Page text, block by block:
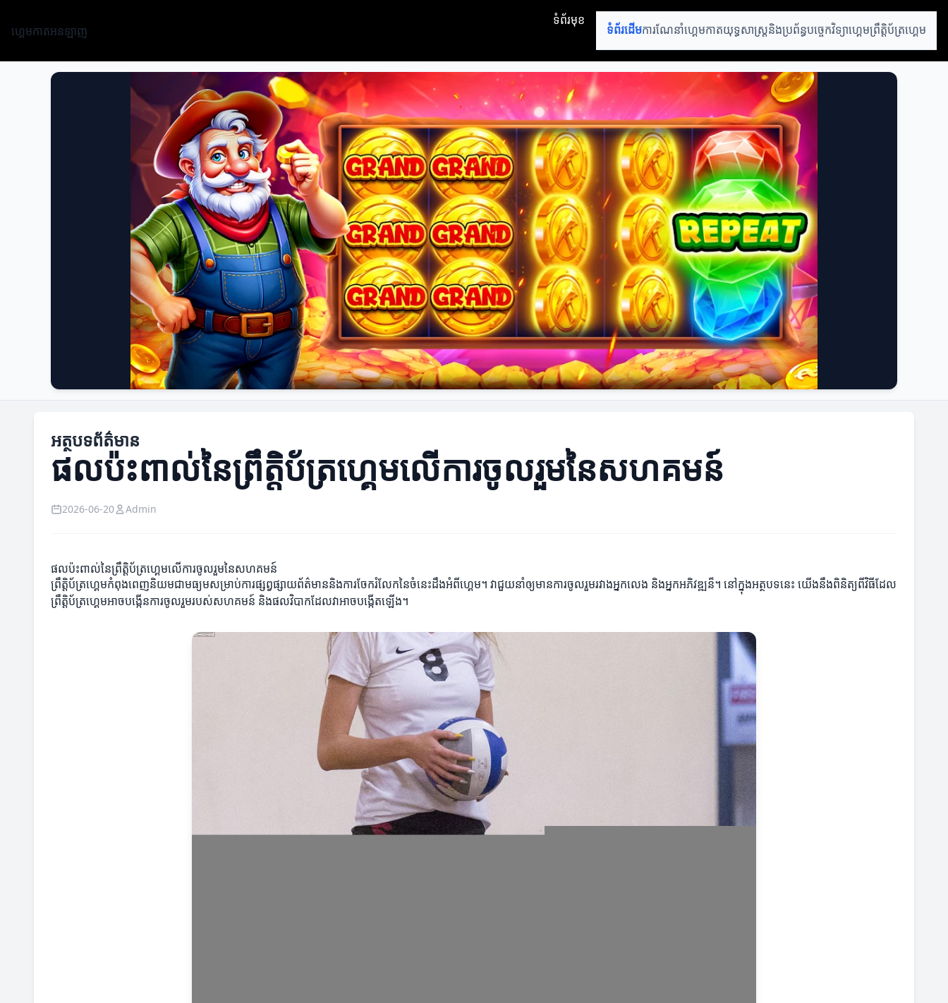
ហ្គេមកាតអនឡាញ
ទំព័រមុខ
ទំព័រដើមការណែនាំហ្គេមកាតយុទ្ធសាស្ត្រនិងប្រព័ន្ធបច្ចេកវិទ្យាហ្គេមព្រឹត្តិប័ត្រហ្គេម
អត្ថបទព័ត៌មាន
ផលប៉ះពាល់នៃព្រឹត្តិប័ត្រហ្គេមលើការចូលរួមនៃសហគមន៍
2026-06-20 Admin
ផលប៉ះពាល់នៃព្រឹត្តិប័ត្រហ្គេមលើការចូលរួមនៃសហគមន៍
ព្រឹត្តិប័ត្រហ្គេមកំពុងពេញនិយមជាមធ្យមសម្រាប់ការផ្សព្វផ្សាយព័ត៌មាននិងការចែករំលែកនៃចំនេះដឹងអំពីហ្គេម។ វាជួយនាំឲ្យមានការចូលរួមរវាងអ្នកលេង និងអ្នកអភិវឌ្ឍន៏។ នៅក្នុងអត្ថបទនេះ យើងនឹងពិនិត្យពីវិធីដែល
ព្រឹត្តិប័ត្រហ្គេមអាចបង្កើនការចូលរួមរបស់សហគមន៍ និងផលវិបាកដែលវាអាចបង្កើតឡើង។